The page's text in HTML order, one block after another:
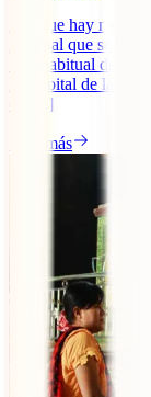
Aunque hay
habitual que se
más habitual de los
La capital de la
de [...]
Leer más